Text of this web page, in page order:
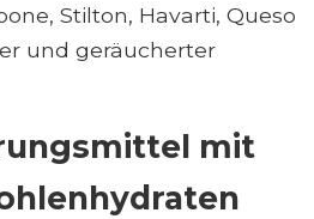
Stilton, Havarti, Queso
und geräucherter
mit